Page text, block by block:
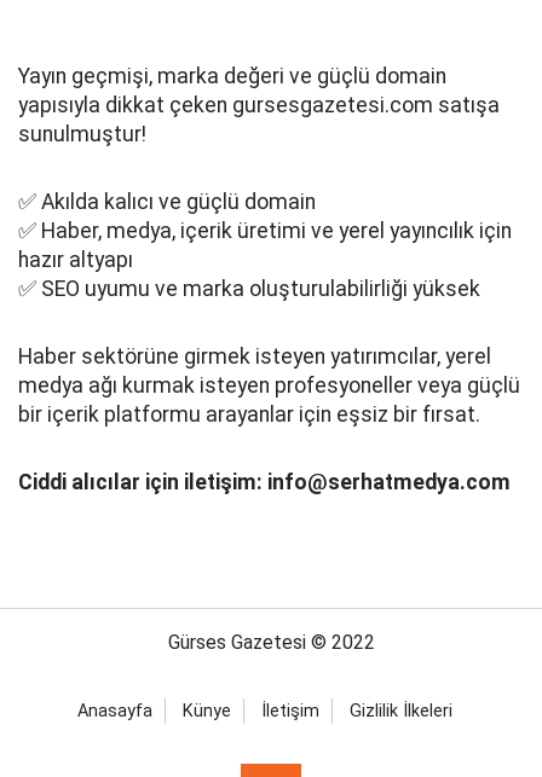
Yayın geçmişi, marka değeri ve güçlü domain
yapısıyla dikkat çeken gursesgazetesi.com satışa
sunulmuştur!
✅ Akılda kalıcı ve güçlü domain
✅ Haber, medya, içerik üretimi ve yerel yayıncılık için
hazır altyapı
✅ SEO uyumu ve marka oluşturulabilirliği yüksek
Haber sektörüne girmek isteyen yatırımcılar, yerel
medya ağı kurmak isteyen profesyoneller veya güçlü
bir içerik platformu arayanlar için eşsiz bir fırsat.
Ciddi alıcılar için iletişim: info@serhatmedya.com
Gürses Gazetesi © 2022
Anasayfa Künye İletişim Gizlilik İlkeleri